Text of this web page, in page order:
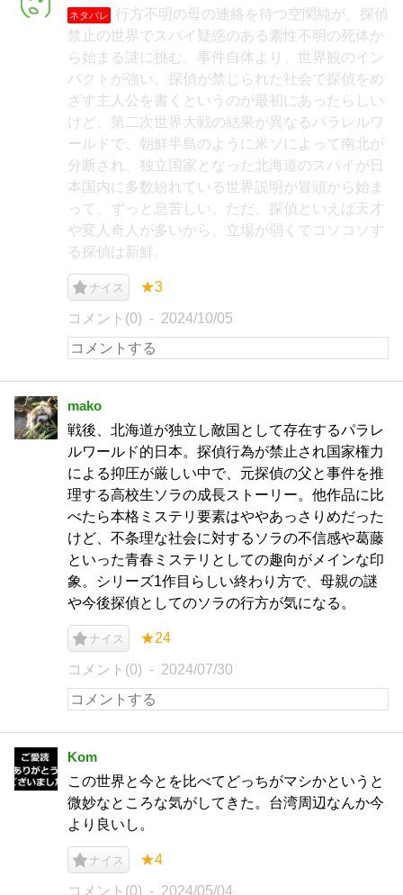
ネタバレ
行方不明の母の連絡を待つ空閑純が、探偵
禁止の世界でスパイ疑惑のある素性不明の死体か
ら始まる謎に挑む。事件自体より、世界観のイン
パクトが強い。探偵が禁じられた社会で探偵をめ
ざす主人公を書くというのが最初にあったらしい
けど、第二次世界大戦の結果が異なるパラレルワ
ールドで、朝鮮半島のように米ソによって南北が
分断され、独立国家となった北海道のスパイが日
本国内に多数紛れている世界説明が冒頭から始ま
って、ずっと息苦しい。ただ、探偵といえば天才
や変人奇人が多いから、立場が弱くてコソコソす
る探偵は新鮮。
ナイス ★3
コメント(0) 2024/10/05
mako
戦後、北海道が独立し敵国として存在するパラレ
ルワールド的日本。探偵行為が禁止され国家権力
による抑圧が厳しい中で、元探偵の父と事件を推
理する高校生ソラの成長ストーリー。他作品に比
べたら本格ミステリ要素はややあっさりめだった
けど、不条理な社会に対するソラの不信感や葛藤
といった青春ミステリとしての趣向がメインな印
象。シリーズ1作目らしい終わり方で、母親の謎
や今後探偵としてのソラの行方が気になる。
ナイス ★24
コメント(0) 2024/07/30
Kom
この世界と今とを比べてどっちがマシかというと
微妙なところな気がしてきた。台湾周辺なんか今
より良いし。
ナイス ★4
コメント(0) 2024/05/04